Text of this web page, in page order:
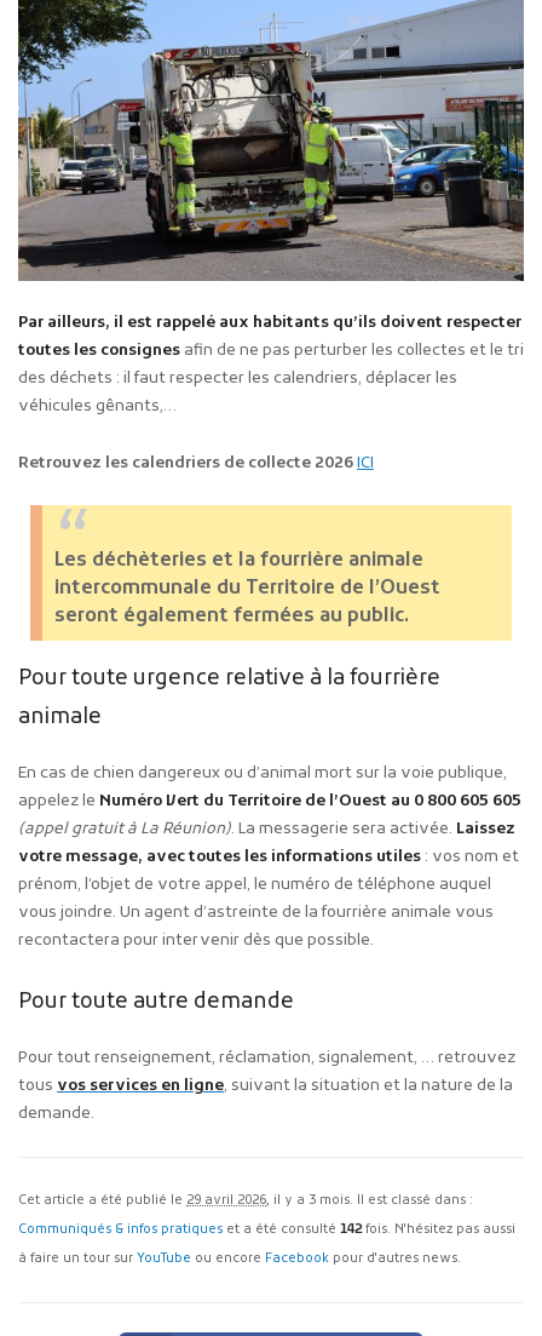
Par ailleurs, il est rappelé aux habitants qu’ils doivent respecter
toutes les consignes afin de ne pas perturber les collectes et le tri
des déchets : il faut respecter les calendriers, déplacer les
véhicules gênants,…
Retrouvez les calendriers de collecte 2026ICI
Les déchèteries et la fourrière animale
intercommunale du Territoire de l’Ouest
seront également fermées au public.
Pour toute urgence relative à la fourrière
animale
En cas de chien dangereux ou d’animal mort sur la voie publique,
appelez le Numéro Vert du Territoire de l’Ouest au 0 800 605 605
(appel gratuit à La Réunion). La messagerie sera activée. Laissez
votre message, avec toutes les informations utiles : vos nom et
prénom, l’objet de votre appel, le numéro de téléphone auquel
vous joindre. Un agent d’astreinte de la fourrière animale vous
recontactera pour intervenir dès que possible.
Pour toute autre demande
Pour tout renseignement, réclamation, signalement, … retrouvez
tous vos services en ligne, suivant la situation et la nature de la
demande.
Cet article a été publié le 29 avril 2026, il y a 3 mois. Il est classé dans :
Communiqués & infos pratiques et a été consulté 142fois. N'hésitez pas aussi
à faire un tour sur YouTube ou encore Facebook pour d'autres news.